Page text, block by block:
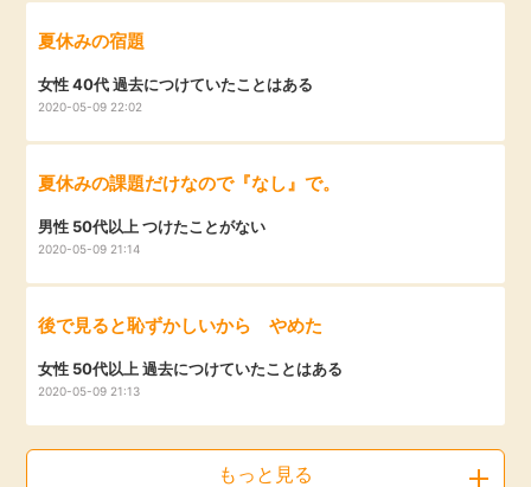
夏休みの宿題
女性 40代 過去につけていたことはある
2020-05-09 22:02
夏休みの課題だけなので『なし』で。
男性 50代以上 つけたことがない
2020-05-09 21:14
後で見ると恥ずかしいから やめた
女性 50代以上 過去につけていたことはある
2020-05-09 21:13
もっと見る